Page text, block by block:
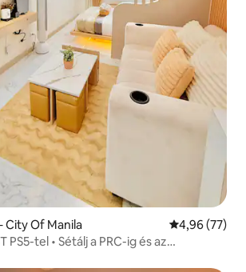
City Of Manila Átlagos
4,96 (77)
PS5-tel • Sétálj a PRC-ig és az